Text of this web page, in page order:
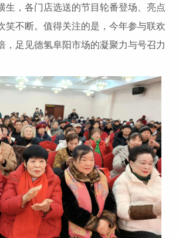
生，各门店选送的节目轮番登场、亮点
笑不断。值得关注的是，今年参与联欢
，足见德氢阜阳市场的凝聚力与号召力